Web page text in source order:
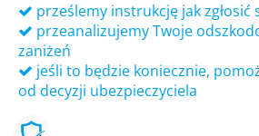
prześlemy instrukcję jak zgłosić
przeanalizujemy Twoje
zaniżeń
jeśli to będzie koniecznie,
od decyzji ubezpieczyciela